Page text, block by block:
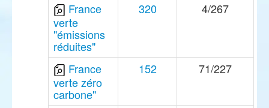
France
verte
"émissions
réduites"
320 4/267
France
verte zéro
carbone"
152 71/227